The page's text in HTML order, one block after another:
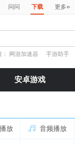
问问 下载 更多»
网游加速器 手游助手
安卓游戏
放 音频播放